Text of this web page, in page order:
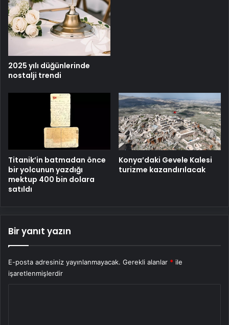
2025 yılı düğünlerinde
nostalji trendi
Titanik’in batmadan önce
bir yolcunun yazdığı
mektup 400 bin dolara
satıldı
Konya’daki Gevele Kalesi
turizme kazandırılacak
Bir yanıt yazın
E-posta adresiniz yayınlanmayacak. Gerekli alanlar * ile
işaretlenmişlerdir